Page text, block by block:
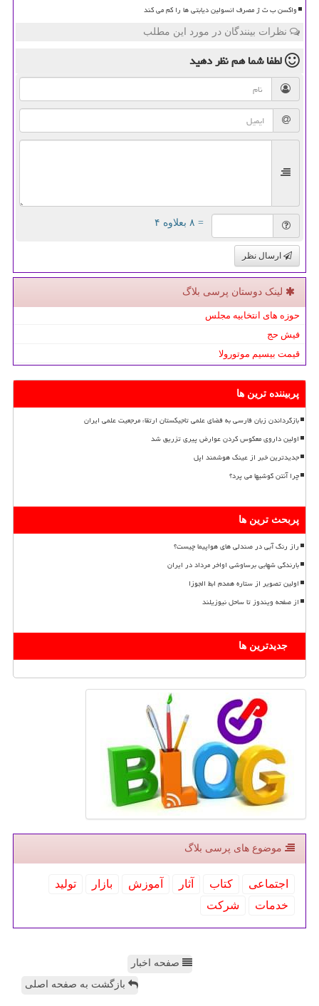
واکسن ب ث ژ مصرف انسولین دیابتی ها را کم می کند
نظرات بینندگان در مورد این مطلب
لطفا شما همنظر دهید
= ۸ بعلاوه ۴
ارسال نظر
لینک دوستان پرسی بلاگ
حوزه های انتخابیه مجلس
فیش حج
قیمت بیسیم موتورولا
پربیننده ترین ها
بازگرداندن زبان فارسی به فضای علمی تاجیکستان ارتقاء مرجعیت علمی ایران
اولین داروی معکوس کردن عوارض پیری تزریق شد
جدیدترین خبر از عینک هوشمند اپل
چرا آنتن گوشیها می پرد؟
پربحث ترین ها
راز رنگ آبی در صندلی های هواپیما چیست؟
بارندگی شهابی برساوشی اواخر مرداد در ایران
اولین تصویر از ستاره همدم ابط الجوزا
از صفحه ویندوز تا ساحل نیوزیلند
جدیدترین ها
موضوع های پرسی بلاگ
اجتماعی كتاب آثار آموزش بازار
تولید
خدمات
شركت
صفحه اخبار
بازگشت به صفحه اصلی